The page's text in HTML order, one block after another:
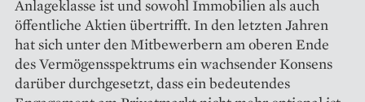
Anlageklasse ist und sowohl Immobilien als auch
öffentliche Aktien übertrifft. In den letzten Jahren
hat sich unter den Mitbewerbern am oberen Ende
des Vermögensspektrums ein wachsender Konsens
darüber durchgesetzt, dass ein bedeutendes